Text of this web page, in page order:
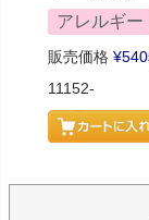
アレルギー
販売価格 ¥540
11152-